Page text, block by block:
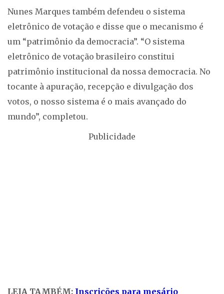
Nunes Marques também defendeu o sistema
eletrônico de votação e disse que o mecanismo é
um “patrimônio da democracia”. “O sistema
eletrônico de votação brasileiro constitui
patrimônio institucional da nossa democracia. No
tocante à apuração, recepção e divulgação dos
votos, o nosso sistema é o mais avançado do
mundo”, completou.
Publicidade
LEIA TAMBÉM: Inscrições para mesário